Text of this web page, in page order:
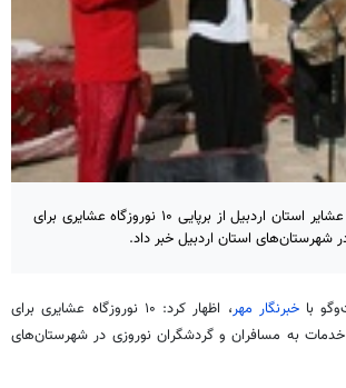
اردبیل- مدیرکل امور عشایر استان اردبیل از برپایی ۱۰ نوروزگاه عشایری برای
شهرستان‌های استان اردبیل خبر داد.
باخبرنگار مهر، اظهار کرد: ۱۰ نوروزگاه عشایری برای
خدمات به مسافران و گردشگران نوروزی در شهرستان‌های